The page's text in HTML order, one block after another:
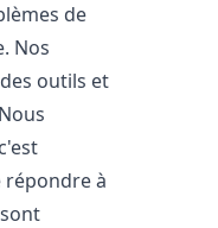
de
Nos
outils et
à